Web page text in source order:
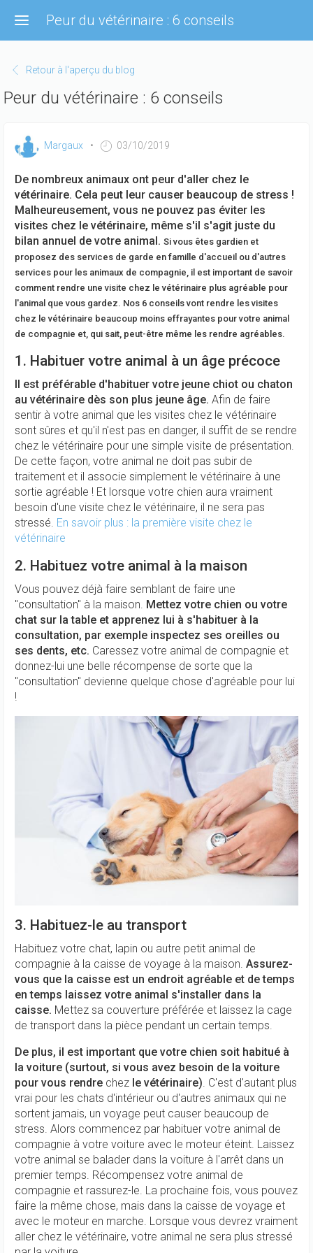
contenu
Peur du vétérinaire : 6 conseils
Retour à l'aperçu du blog
Peur du vétérinaire : 6 conseils
Margaux 03/10/2019
De nombreux animaux ont peur d'aller chez le
vétérinaire. Cela peut leur causer beaucoup de stress !
Malheureusement, vous ne pouvez pas éviter les
visites chez le vétérinaire, même s'il s'agit juste du
bilan annuel de votre animal. Si vous êtes gardien et
proposez des services de garde en famille d'accueil ou d'autres
services pour les animaux de compagnie, il est important de savoir
comment rendre une visite chez le vétérinaire plus agréable pour
l'animal que vous gardez. Nos 6 conseils vont rendre les visites
chez le vétérinaire beaucoup moins effrayantes pour votre animal
de compagnie et, qui sait, peut-être même les rendre agréables.
1. Habituer votre animal à un âge précoce
Il est préférable d'habituer votre jeune chiot ou chaton
au vétérinaire dès son plus jeune âge. Afin de faire
sentir à votre animal que les visites chez le vétérinaire
sont sûres et qu'il n'est pas en danger, il suffit de se rendre
chez le vétérinaire pour une simple visite de présentation.
De cette façon, votre animal ne doit pas subir de
traitement et il associe simplement le vétérinaire à une
sortie agréable ! Et lorsque votre chien aura vraiment
besoin d'une visite chez le vétérinaire, il ne sera pas
stressé. En savoir plus : la première visite chez le
vétérinaire
2. Habituez votre animal à la maison
Vous pouvez déjà faire semblant de faire une
"consultation" à la maison. Mettez votre chien ou votre
chat sur la table et apprenez lui à s'habituer à la
consultation, par exemple inspectez ses oreilles ou
ses dents, etc. Caressez votre animal de compagnie et
donnez-lui une belle récompense de sorte que la
"consultation" devienne quelque chose d'agréable pour lui
!
3. Habituez-le au transport
Habituez votre chat, lapin ou autre petit animal de
compagnie à la caisse de voyage à la maison. Assurez-
vous que la caisse est un endroit agréable et de temps
en temps laissez votre animal s'installer dans la
caisse. Mettez sa couverture préférée et laissez la cage
de transport dans la pièce pendant un certain temps.
De plus, il est important que votre chien soit habitué à
la voiture (surtout, si vous avez besoin de la voiture
pour vous rendre chez le vétérinaire). C'est d'autant plus
vrai pour les chats d'intérieur ou d'autres animaux qui ne
sortent jamais, un voyage peut causer beaucoup de
stress. Alors commencez par habituer votre animal de
compagnie à votre voiture avec le moteur éteint. Laissez
votre animal se balader dans la voiture à l'arrêt dans un
premier temps. Récompensez votre animal de
compagnie et rassurez-le. La prochaine fois, vous pouvez
faire la même chose, mais dans la caisse de voyage et
avec le moteur en marche. Lorsque vous devrez vraiment
aller chez le vétérinaire, votre animal ne sera plus stressé